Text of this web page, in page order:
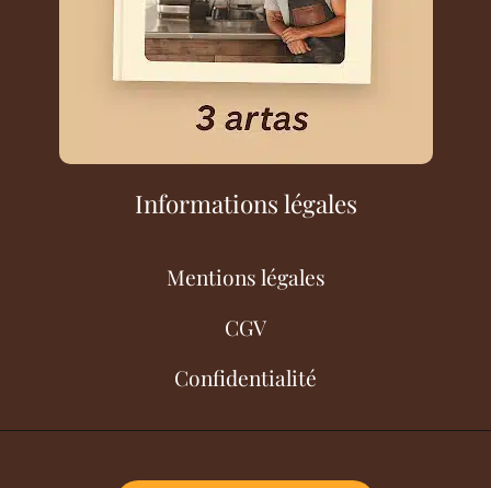
Informations légales
Mentions légales
CGV
Confidentialité